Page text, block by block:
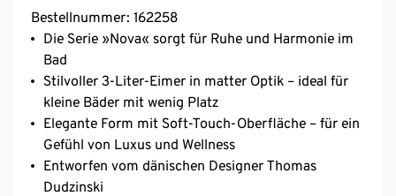
Bestellnummer: 162258
Die Serie »Nova« sorgt für Ruhe und Harmonie im
Bad
Stilvoller 3-Liter-Eimer in matter Optik – ideal für
kleine Bäder mit wenig Platz
Elegante Form mit Soft-Touch-Oberfläche – für ein
Gefühl von Luxus und Wellness
Entworfen vom dänischen Designer Thomas
Dudzinski